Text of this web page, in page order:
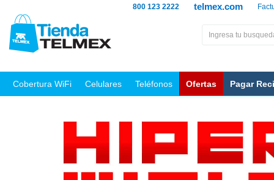
telmex.com
800 123 2222
Cobertura WiFi Celulares Teléfonos Ofertas Pagar